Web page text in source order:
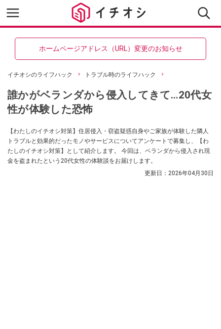
ホームページアドレス（URL）変更のお知らせ
イチオシのライフハック トラブル時のライフハック
誰かがベランダから侵入してきて…20代女
性が体験した恐怖
【わたしのイチオシ対策】住居侵入・窃盗疑惑自身やご家族が体験した隣人
トラブルと効果的だったモノやサービスについてアンケートで募集し、【わ
たしのイチオシ対策】として紹介します。 今回は、ベランダから侵入され現
金を盗まれたという20代女性の体験談をお届けします。
更新日： 2026年04月30日